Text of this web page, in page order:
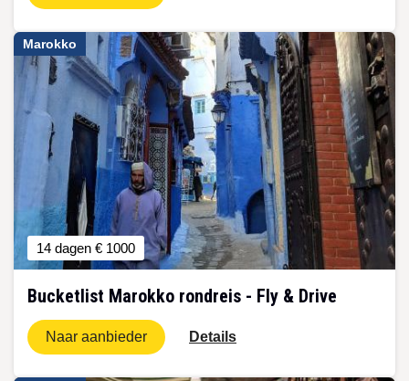
Marokko
14 dagen € 1000
Bucketlist Marokko rondreis - Fly & Drive
Naar aanbieder Details